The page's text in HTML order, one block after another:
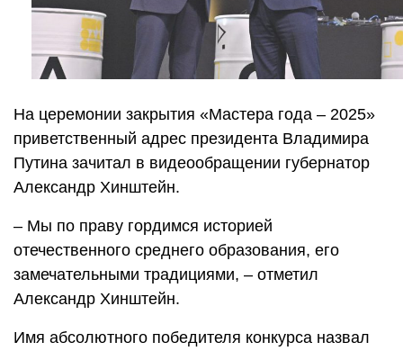
На церемонии закрытия «Мастера года – 2025»
приветственный адрес президента Владимира
Путина зачитал в видеообращении губернатор
Александр Хинштейн.
– Мы по праву гордимся историей
отечественного среднего образования, его
замечательными традициями, – отметил
Александр Хинштейн.
Имя абсолютного победителя конкурса назвал